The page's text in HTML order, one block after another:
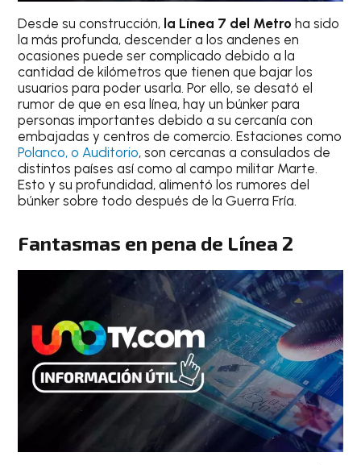
Desde su construcción, la Línea 7 del Metro ha sido
la más profunda, descender a los andenes en
ocasiones puede ser complicado debido a la
cantidad de kilómetros que tienen que bajar los
usuarios para poder usarla. Por ello, se desató el
rumor de que en esa línea, hay un búnker para
personas importantes debido a su cercanía con
embajadas y centros de comercio. Estaciones como
Polanco, o Auditorio, son cercanas a consulados de
distintos países así como al campo militar Marte.
Esto y su profundidad, alimentó los rumores del
búnker sobre todo después de la Guerra Fría.
Fantasmas en pena de Línea 2